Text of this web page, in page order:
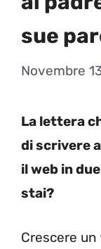
sue
Novembre
La lettera
di scrivere
il web in
stai?
Crescere un